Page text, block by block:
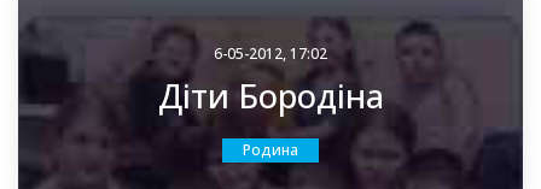
6-05-2012, 17:02
Діти Бородіна
Родина